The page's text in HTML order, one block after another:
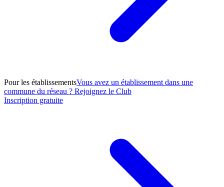
Pour les établissementsVous avez un établissement dans une
commune du réseau ? Rejoignez le Club
Inscription gratuite